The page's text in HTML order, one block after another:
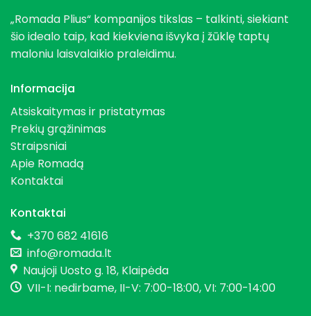
„Romada Plius“ kompanijos tikslas – talkinti, siekiant
šio idealo taip, kad kiekviena išvyka į žūklę taptų
maloniu laisvalaikio praleidimu.
Informacija
Atsiskaitymas ir pristatymas
Prekių grąžinimas
Straipsniai
Apie Romadą
Kontaktai
Kontaktai
+370 682 41616
info@romada.lt
Naujoji Uosto g. 18, Klaipėda
VII-I: nedirbame, II-V: 7:00-18:00, VI: 7:00-14:00